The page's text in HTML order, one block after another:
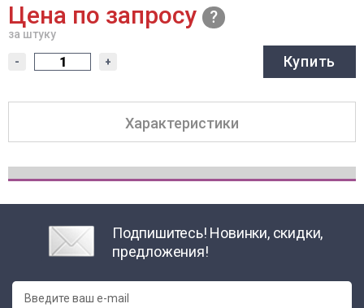
Цена по запросу
за штуку
- + Купить
Характеристики
Подпишитесь! Новинки, скидки,
предложения!